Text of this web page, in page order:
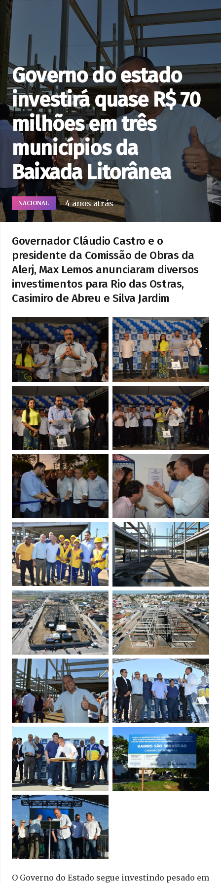
Governo do estado
investirá quase R$ 70
milhões em três
municípios da
Baixada Litorânea
NACIONAL 4 anos atrás
Governador Cláudio Castro e o
presidente da Comissão de Obras da
Alerj, Max Lemos anunciaram diversos
investimentos para Rio das Ostras,
Casimiro de Abreu e Silva Jardim
O Governo do Estado segue investindo pesado em